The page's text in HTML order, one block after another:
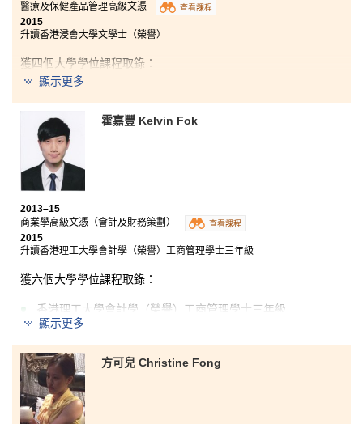
醫療及保健產品管理高級文憑
查看課程
2015
升讀香港浸會大學文學士（榮譽）
獲四個大學學位課程取錄：
香港浸會大學文學士（榮譽）
香港理工大學精神健康護理學（榮譽）理學士
香港中文大學兩年制社區健康理學士
醫療及保健產品管理高級文憑課程不但教授藥物知識和
配藥技巧，更提供寶貴和獨特的學習經驗。藉著完成以
多方面有趣的醫學內容為主題的報告，我的寫作技巧有
所提升。另外，書院安排各種課外活動，包括社區服務
團、遊學團、參觀老人院和到與課程相關的機構實習，
導，加上同學互相扶持，我渡過了愉快而有意義的校園
顯示更多
霍嘉豐 Kelvin Fok
2013–15
商業學高級文憑（會計及財務策劃）
查看課程
2015
升讀香港理工大學會計學（榮譽）工商管理學士三年級
獲六個大學學位課程取錄：
香港理工大學會計學（榮譽）工商管理學士三年級
香港大學兩年制資訊管理理學士二年級
香港城市大學工商管理榮譽學士（環球商業系統管理）二
年級
香港城市大學工商管理榮譽學士（人力資源管理）二年級
香港城市大學亞洲及國際研究榮譽社會科學學士三年級
顯示更多
方可兒 Christine Fong